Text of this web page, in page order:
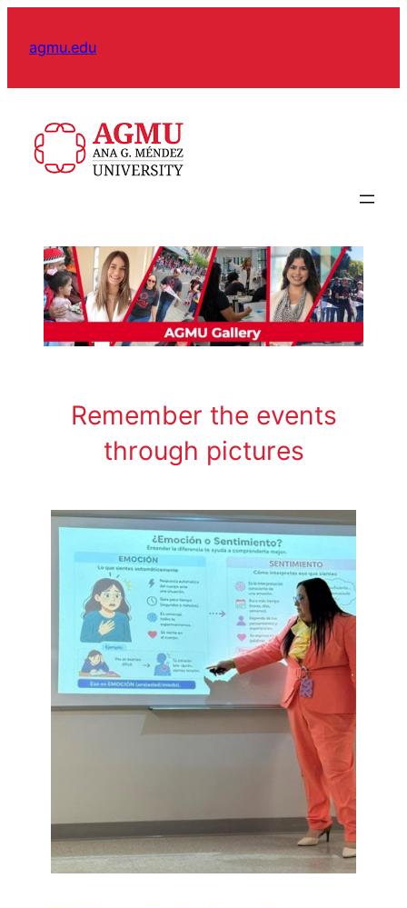
agmu.edu
Remember the events
through pictures